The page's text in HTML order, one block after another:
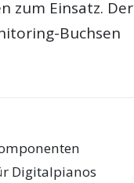
zum Einsatz. Der
Buchsen
Digitalpianos